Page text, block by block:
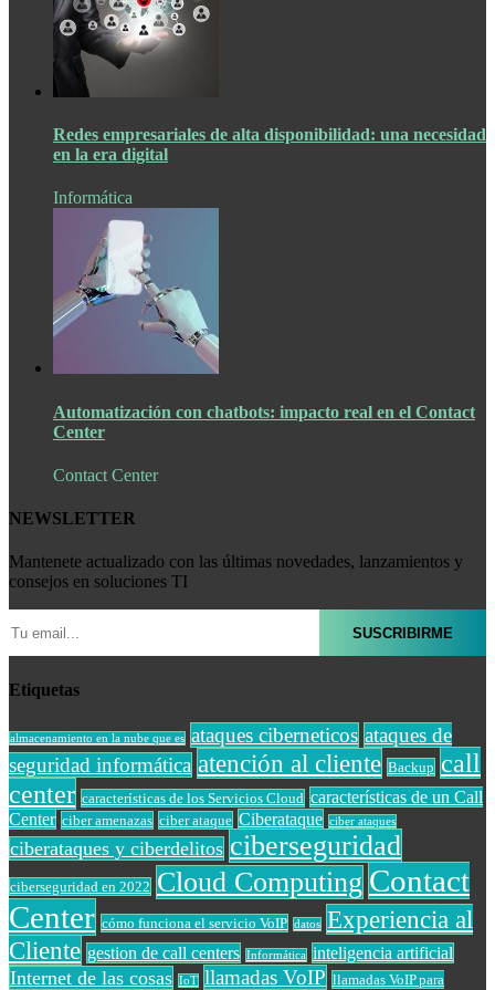
Redes empresariales de alta disponibilidad: una necesidad
en la era digital
Informática
Automatización con chatbots: impacto real en el Contact
Center
Contact Center
NEWSLETTER
Mantenete actualizado con las últimas novedades, lanzamientos y
consejos en soluciones TI
Etiquetas
almacenamiento en la nube que es ataques ciberneticos ataques de
seguridad informática atención al cliente Backup call
center características de los Servicios Cloud características de un Call
Center ciber amenazas ciber ataque Ciberataque ciber ataques
ciberataques y ciberdelitos ciberseguridad
ciberseguridad en 2022 Cloud Computing Contact
Center cómo funciona el servicio VoIP datos Experiencia al
Cliente gestion de call centers Informática inteligencia artificial
Internet de las cosas IoT llamadas VoIP llamadas VoIP para